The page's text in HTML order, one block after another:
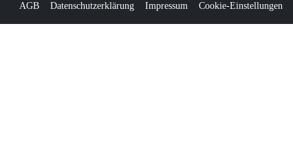
AGB Datenschutzerklärung Impressum Cookie-Einstellungen